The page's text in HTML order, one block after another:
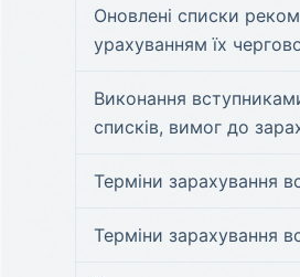
Оновлені списки
урахуванням їх
Виконання
списків, вимог до
Терміни зарахування
Терміни зарахування